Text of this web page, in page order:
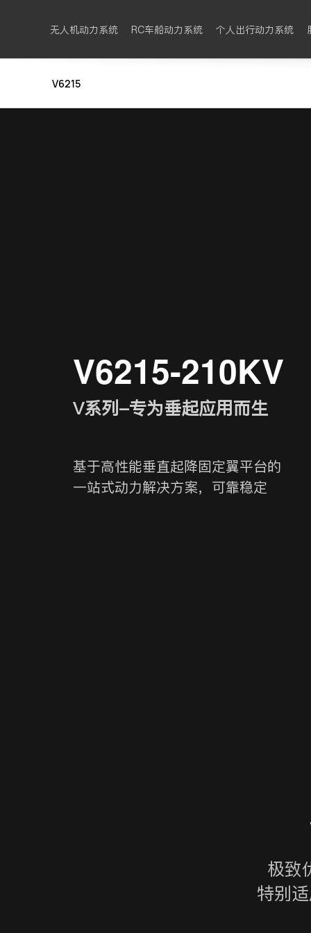
无人机动力系统 RC车船动力系统 个人出行动力系统
V6215
V6215-210KV
V系列-专为垂起应用而生
基于高性能垂直起降固定翼平台的
一站式动力解决方案，可靠稳定
极致
特别